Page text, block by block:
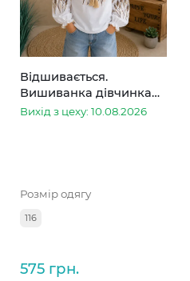
Відшивається.
Вишиванка дівчинка
колоски
Вихід з цеху: 10.08.2026
Розмір одягу
116
575 грн.